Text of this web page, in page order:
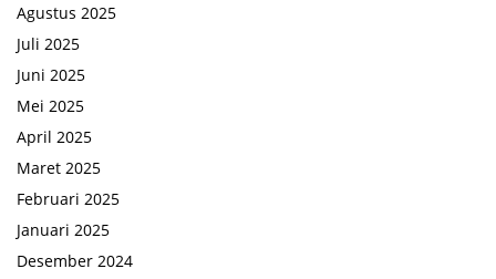
Agustus 2025
Juli 2025
Juni 2025
Mei 2025
April 2025
Maret 2025
Februari 2025
Januari 2025
Desember 2024